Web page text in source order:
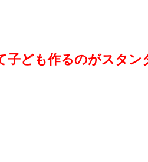
子ども作るのがスタ